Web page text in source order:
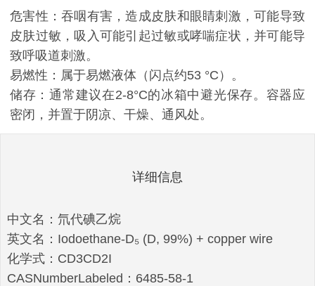
危害性：吞咽有害，造成皮肤和眼睛刺激，可能导致
皮肤过敏，吸入可能引起过敏或哮喘症状，并可能导
致呼吸道刺激。
易燃性：属于易燃液体（闪点约53 °C）。
储存：通常建议在2-8°C的冰箱中避光保存。容器应
密闭，并置于阴凉、干燥、通风处。
详细信息
中文名：氘代碘乙烷
英文名：Iodoethane-D₅ (D, 99%) + copper wire
化学式：CD3CD2I
CASNumberLabeled：6485-58-1